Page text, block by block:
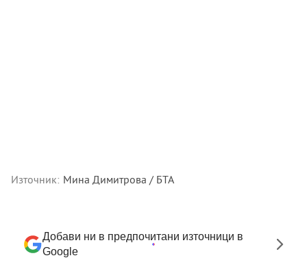
Източник: Мина Димитрова / БТА
Добави ни в предпочитани източници в
Google